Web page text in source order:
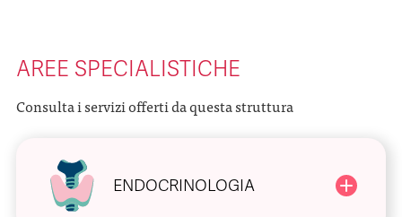
AREE SPECIALISTICHE
Consulta i servizi offerti da questa struttura
ENDOCRINOLOGIA